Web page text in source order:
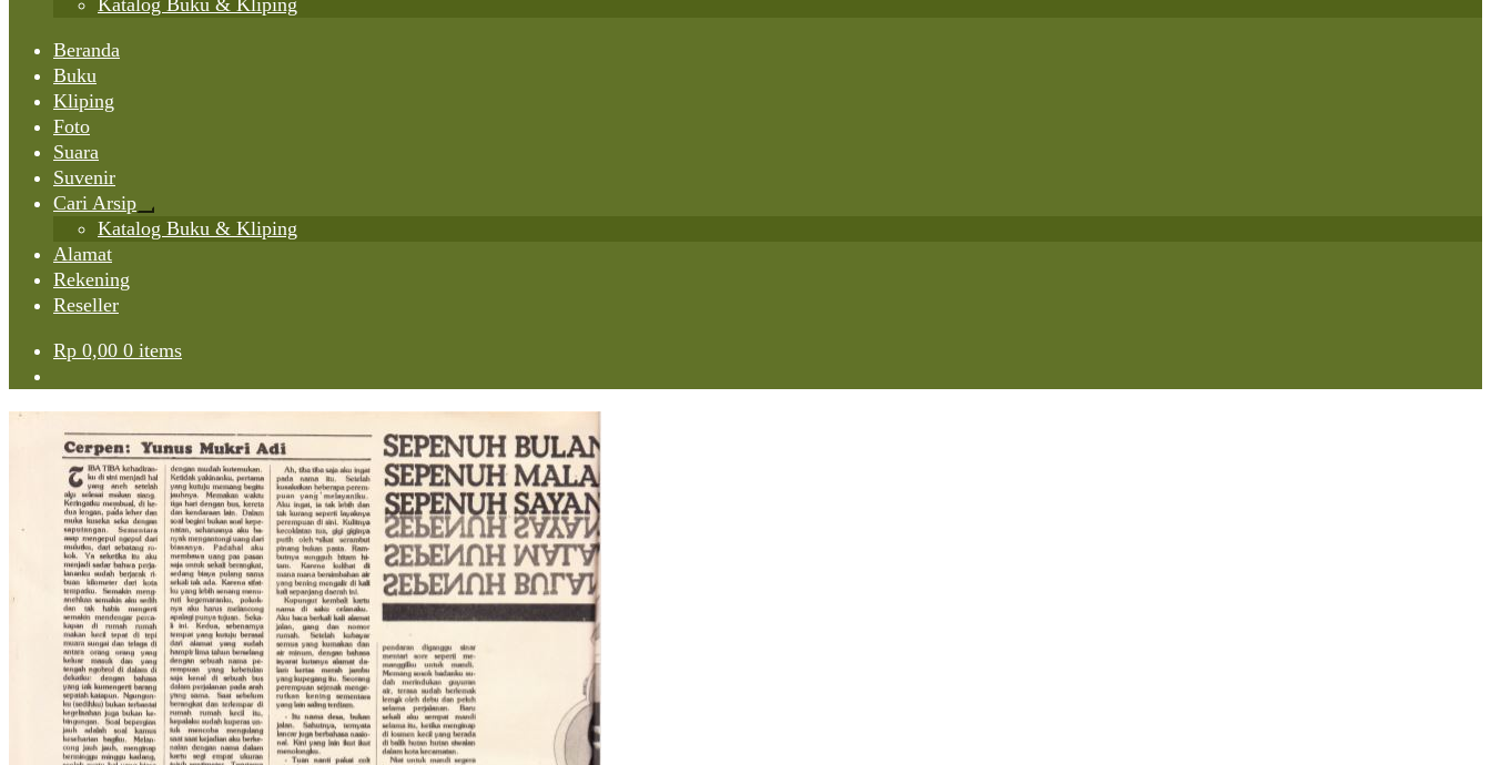
Katalog Buku & Kliping
Beranda
Buku
Kliping
Foto
Suara
Suvenir
Cari Arsip
Expand
child
Katalog Buku & Kliping
Alamat
Rekening
Reseller
Rp 0,00 0 items